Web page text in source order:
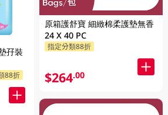
孖裝
88折
原箱護舒寶 細緻棉柔護墊無香
24 X 40 PC
指定分類88折
$264.00